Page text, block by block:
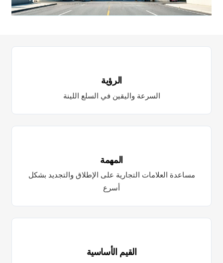
الرؤية
السرعة واليقين في السلع اللينة
المهمة
مساعدة العلامات التجارية على الإطلاق والتجديد بشكل
أسرع
القيم الأساسية